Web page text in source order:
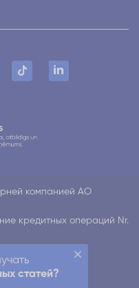
статей?
компанией АО
кредитных операций Nr.
права защищены